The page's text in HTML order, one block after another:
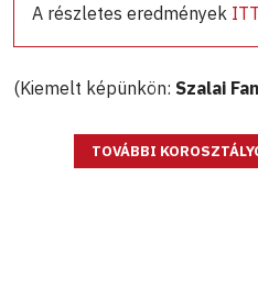
A részletes eredmények ITT
(Kiemelt képünkön: Szalai
TOVÁBBI